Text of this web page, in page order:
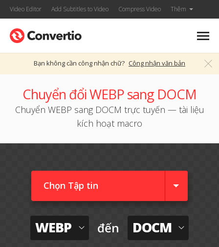
Video Editor Add Subtitles to Video Compress Video Thêm
Bạn không cần công nhận chữ? Công nhận văn bản
Chuyển đổi WEBP sang DOCM
Chuyển WEBP sang DOCM trực tuyến — tài liệu
kích hoạt macro
Chọn Tập tin
WEBP đến DOCM